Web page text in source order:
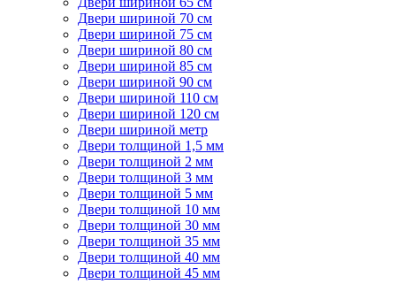
Двери шириной 70 см
Двери шириной 75 см
Двери шириной 80 см
Двери шириной 85 см
Двери шириной 90 см
Двери шириной 110 см
Двери шириной 120 см
Двери шириной метр
Двери толщиной 1,5 мм
Двери толщиной 2 мм
Двери толщиной 3 мм
Двери толщиной 5 мм
Двери толщиной 10 мм
Двери толщиной 30 мм
Двери толщиной 35 мм
Двери толщиной 40 мм
Двери толщиной 45 мм